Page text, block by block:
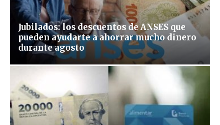
Jubilados: los descuentos de ANSES que
pueden ayudarte a ahorrar mucho dinero
durante agosto